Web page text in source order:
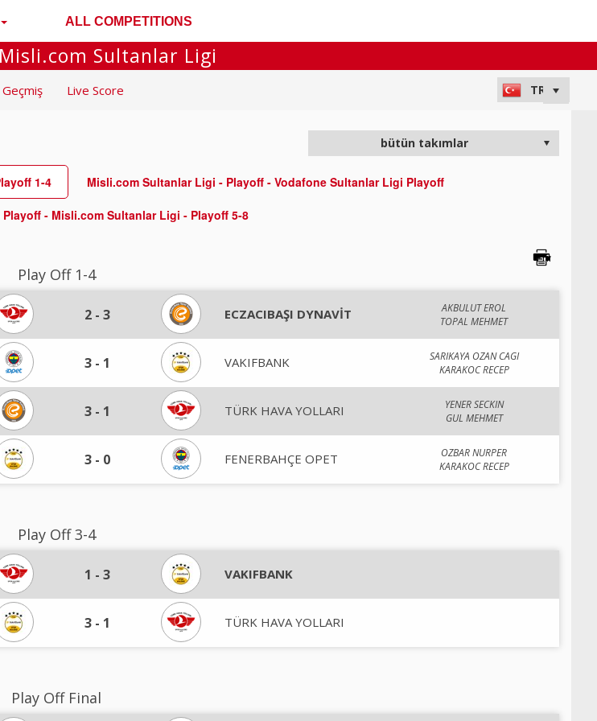
ALL COMPETITIONS
Sultanlar Ligi
Geçmiş Live Score
1-4 Misli.com Sultanlar Ligi - Playoff - Vodafone Sultanlar Ligi Playoff
- Misli.com Sultanlar Ligi - Playoff 5-8
Play Off 1-4
2 - 3 ECZACIBAŞI DYNAVİT
AKBULUT EROL
TOPAL MEHMET
3 - 1 VAKIFBANK
SARIKAYA OZAN CAGI
KARAKOC RECEP
3 - 1 TÜRK HAVA YOLLARI
YENER SECKIN
GUL MEHMET
3 - 0 FENERBAHÇE OPET
OZBAR NURPER
KARAKOC RECEP
Play Off 3-4
1 - 3 VAKIFBANK
3 - 1 TÜRK HAVA YOLLARI
Play Off Final